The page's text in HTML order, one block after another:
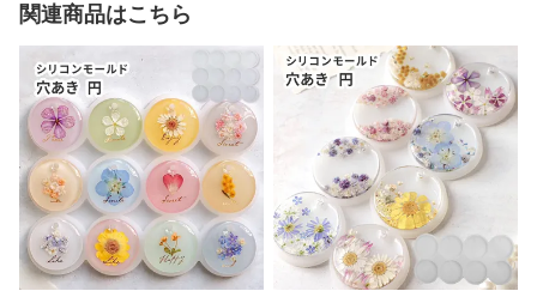
関連商品はこちら